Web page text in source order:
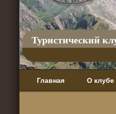
Туристический
Главная О клубе